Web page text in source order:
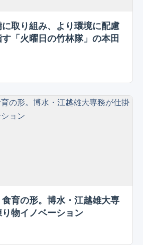
取り組み、より環境に配慮
「火曜日の竹林隊」の本田
育の形。博水・江越雄大専
物イノベーション